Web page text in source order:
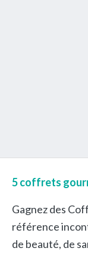
5 coffrets
Gagnez des
référence
de beauté, de